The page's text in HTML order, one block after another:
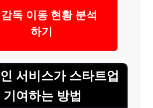
감독 이동 현황 분석
하기
서비스가 스타트업
기여하는 방법